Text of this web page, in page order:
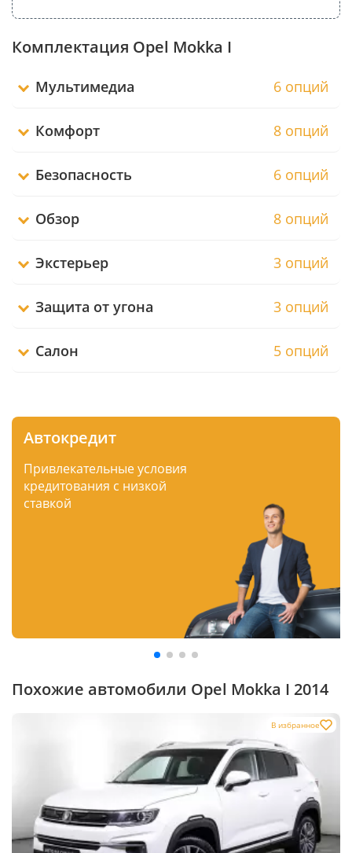
Комплектация Opel Mokka I
Мультимедиа 6 опций
Комфорт 8 опций
Безопасность 6 опций
Обзор 8 опций
Экстерьер 3 опций
Защита от угона 3 опций
Салон 5 опций
Автокредит
Привлекательные условия
кредитования с низкой
ставкой
Похожие автомобили Opel Mokka I 2014
В избранное